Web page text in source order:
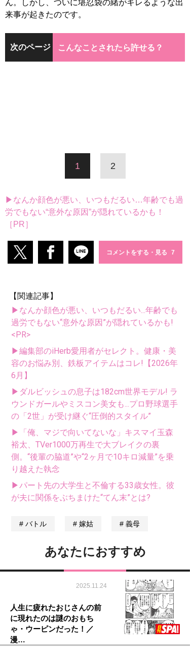
ん。しかし、ついに堪忍袋の緒がキレるような出
来事が起きたのです。
次のページ こんなことされたら許せる？
1 2
▶なんか顔色が悪い、いつもだるい…年齢でも過
労でもない“意外な原因”が隠れているかも！
［PR］
コメントをする・見る
【関連記事】
▶なんか顔色が悪い、いつもだるい...年齢でも
過労でもない“意外な原因”が隠れているかも!
<PR>
▶編集部のiHerb愛用者がセレクト。健康・美
容のお悩み別、鉄板アイテムはコレ!【2026年
6月】
▶ダルビッシュの息子は182cm世界モデル! ラ
ウンドガールやミスコン美女も...プロ野球選手
の「2世」が受け継ぐ“圧倒的スタイル”
▶「俺、マジで向いてないな」キスマイ玉森
裕太、TVer1000万再生で大ブレイクの裏
側。“後輩の脇道”や“2ヶ月で10キロ減量”を乗
り越えた執念
▶パート先の大学生と不倫する33歳女性。彼
が夫に関係をぶちまけた“てん末”とは?
バトル 嫁姑 義母
あなたにおすすめ
2025.11.24
人生に疲れたおじさんの前
に現れたのは謎のおもち
ゃ・ウーピンだった！／
漫…